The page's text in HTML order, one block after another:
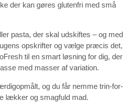
der kan gøres glutenfri med små
pasta, der skal udskiftes – og med
opskrifter og vælge præcis det,
til en smart løsning for dig, der
med masser af variation.
og du får nemme trin-for-
lækker og smagfuld mad.